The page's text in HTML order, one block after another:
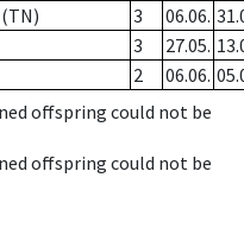
3 06.06.
3 27.05.
2 06.06.
offspring could not be
offspring could not be